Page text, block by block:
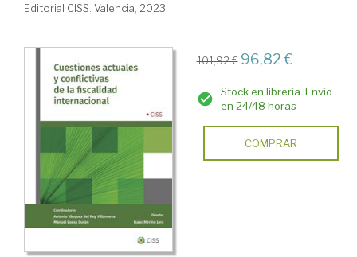
Editorial CISS. Valencia, 2023
101,92 € 96,82 €
Stock en librería. Envío
en 24/48 horas
COMPRAR